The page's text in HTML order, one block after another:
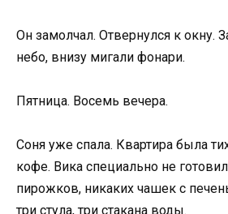
Он замолчал. Отвернулся к окну.
небо, внизу мигали фонари.
Пятница. Восемь вечера.
Соня уже спала. Квартира была
кофе. Вика специально не
пирожков, никаких чашек с
три стула, три стакана воды.